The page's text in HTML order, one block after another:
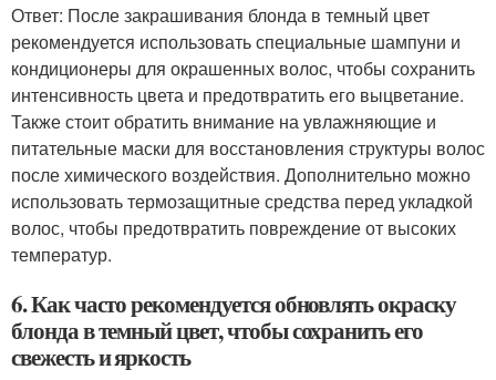
Ответ: После закрашивания блонда в темный цвет
рекомендуется использовать специальные шампуни и
кондиционеры для окрашенных волос, чтобы сохранить
интенсивность цвета и предотвратить его выцветание.
Также стоит обратить внимание на увлажняющие и
питательные маски для восстановления структуры волос
после химического воздействия. Дополнительно можно
использовать термозащитные средства перед укладкой
волос, чтобы предотвратить повреждение от высоких
температур.
6. Как часто рекомендуется обновлять окраску
блонда в темный цвет, чтобы сохранить его
свежесть и яркость